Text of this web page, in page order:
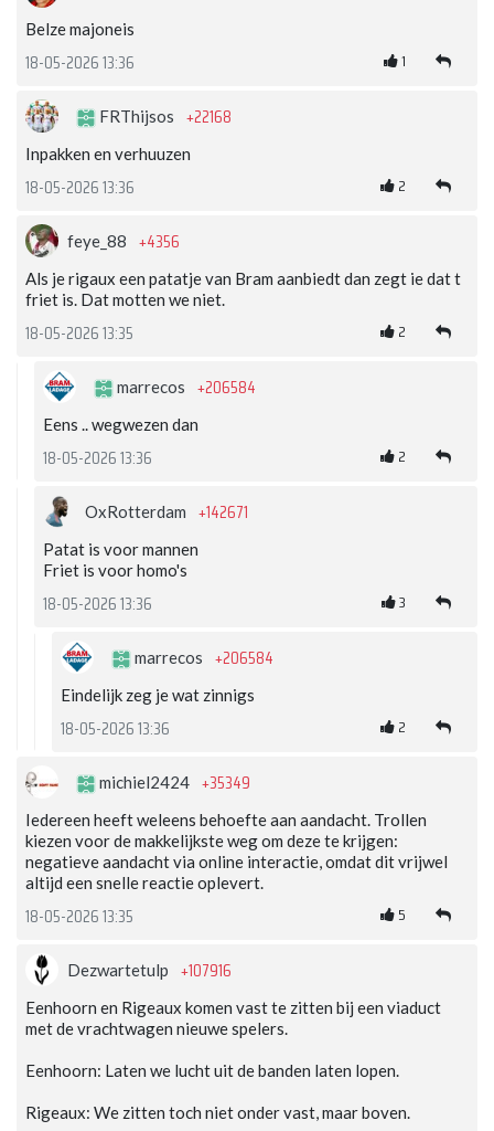
Belze majoneis
18-05-2026 13:36 1
FRThijsos +22168
Inpakken en verhuuzen
18-05-2026 13:36 2
feye_88 +4356
Als je rigaux een patatje van Bram aanbiedt dan zegt ie dat t
friet is. Dat motten we niet.
18-05-2026 13:35 2
marrecos +206584
Eens .. wegwezen dan
18-05-2026 13:36 2
OxRotterdam +142671
Patat is voor mannen
Friet is voor homo's
18-05-2026 13:36 3
marrecos +206584
Eindelijk zeg je wat zinnigs
18-05-2026 13:36 2
michiel2424 +35349
Iedereen heeft weleens behoefte aan aandacht. Trollen
kiezen voor de makkelijkste weg om deze te krijgen:
negatieve aandacht via online interactie, omdat dit vrijwel
altijd een snelle reactie oplevert.
18-05-2026 13:35 5
Dezwartetulp +107916
Eenhoorn en Rigeaux komen vast te zitten bij een viaduct
met de vrachtwagen nieuwe spelers.
Eenhoorn: Laten we lucht uit de banden laten lopen.
Rigeaux: We zitten toch niet onder vast, maar boven.